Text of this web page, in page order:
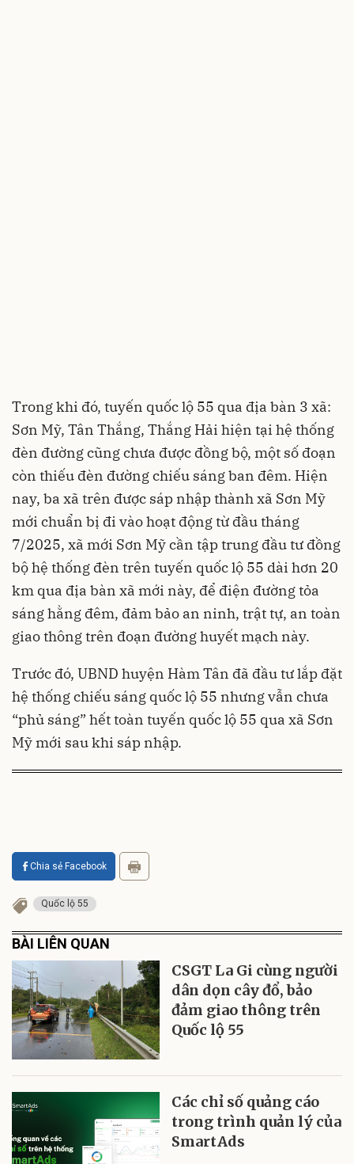
Trong khi đó, tuyến quốc lộ 55 qua địa bàn 3 xã:
Sơn Mỹ, Tân Thắng, Thắng Hải hiện tại hệ thống
đèn đường cũng chưa được đồng bộ, một số đoạn
còn thiếu đèn đường chiếu sáng ban đêm. Hiện
nay, ba xã trên được sáp nhập thành xã Sơn Mỹ
mới chuẩn bị đi vào hoạt động từ đầu tháng
7/2025, xã mới Sơn Mỹ cần tập trung đầu tư đồng
bộ hệ thống đèn trên tuyến quốc lộ 55 dài hơn 20
km qua địa bàn xã mới này, để điện đường tỏa
sáng hằng đêm, đảm bảo an ninh, trật tự, an toàn
giao thông trên đoạn đường huyết mạch này.
Trước đó, UBND huyện Hàm Tân đã đầu tư lắp đặt
hệ thống chiếu sáng quốc lộ 55 nhưng vẫn chưa
“phủ sáng” hết toàn tuyến quốc lộ 55 qua xã Sơn
Mỹ mới sau khi sáp nhập.
Chia sẻ Facebook
Quốc lộ 55
BÀI LIÊN QUAN
CSGT La Gi cùng người
dân dọn cây đổ, bảo
đảm giao thông trên
Quốc lộ 55
Các chỉ số quảng cáo
trong trình quản lý của
SmartAds